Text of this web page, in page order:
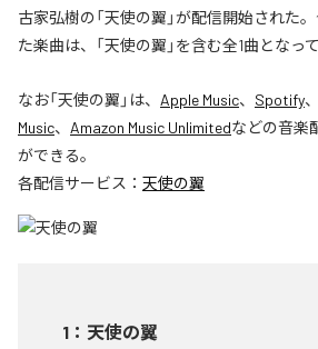
古家弘樹の「天使の翼」が配信開始された
た楽曲は、「天使の翼」を含む全1曲となっ
なお「天使の翼 」は、 Apple Music、 Spotify、
Music、 Amazon Music Unlimitedなどの音楽
ができる。
各配信サービス： 天使の翼
1 ： 天使の翼